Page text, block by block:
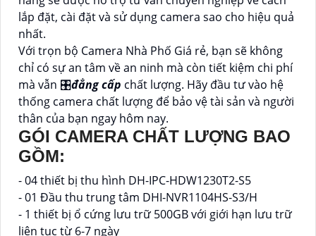
lắp đặt, cài đặt và sử dụng camera sao cho hiệu quả
nhất.
Với trọn bộ Camera Nhà Phố Giá rẻ, bạn sẽ không
chỉ có sự an tâm về an ninh mà còn tiết kiệm chi phí
mà vẫn 🎛đẳng cấp chất lượng. Hãy đầu tư vào hệ
thống camera chất lượng để bảo vệ tài sản và người
thân của bạn ngay hôm nay.
GÓI CAMERA CHẤT LƯỢNG BAO
GỒM:
- 04 thiết bị thu hình DH-IPC-HDW1230T2-S5
- 01 Đầu thu trung tâm DHI-NVR1104HS-S3/H
- 1 thiết bị ổ cứng lưu trữ 500GB với giới hạn lưu trữ
liên tục từ 6-7 ngày